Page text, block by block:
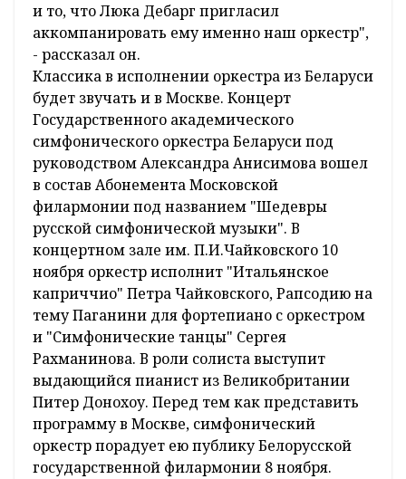
и то, что Люка Дебарг пригласил
аккомпанировать ему именно наш оркестр",
- рассказал он.
Классика в исполнении оркестра из Беларуси
будет звучать и в Москве. Концерт
Государственного академического
симфонического оркестра Беларуси под
руководством Александра Анисимова вошел
в состав Абонемента Московской
филармонии под названием "Шедевры
русской симфонической музыки". В
концертном зале им. П.И.Чайковского 10
ноября оркестр исполнит "Итальянское
каприччио" Петра Чайковского, Рапсодию на
тему Паганини для фортепиано с оркестром
и "Симфонические танцы" Сергея
Рахманинова. В роли солиста выступит
выдающийся пианист из Великобритании
Питер Донохоу. Перед тем как представить
программу в Москве, симфонический
оркестр порадует ею публику Белорусской
государственной филармонии 8 ноября.